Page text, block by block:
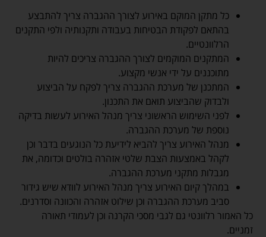
כל מתקן המוקם באירוע לצורך ההגברה צריך להתבצע
בהתאם לפקודת הבטיחות בעבודה ותקנותיה ולפי התקנים
הרלוונטיים.
המתקנים המוקמים לצורך ההגברה צריכים להיות
מתוכננים על ידי אנשי מקצוע.
המתכנן של מערכת ההגברה צריך לפקח על הביצוע
ולבדוק שהביצוע תואם את התכנון.
לפני השימוש הראשוני צריך מנהל האירוע לעשות בדיקה
נוספת של מערכת ההגברה.
מנהל האירוע צריך להביא לידיעת כל הנוגעים בדבר וכן
לקהל באמצעות הצבת שלטי אזהרה בולטים וכדומה, את
מגבלות מתקני מערכת ההגברה.
במהלך קיום האירוע צריך מנהל האירוע לוודא שיש גידור
סביב מערכת ההגברה וכן שילוט אזהרה והכוונה וסדרנים.
כל האמור רלוונטי גם לגבי מסכי הקרנה וכן לעמודי תאורה
זמניים.